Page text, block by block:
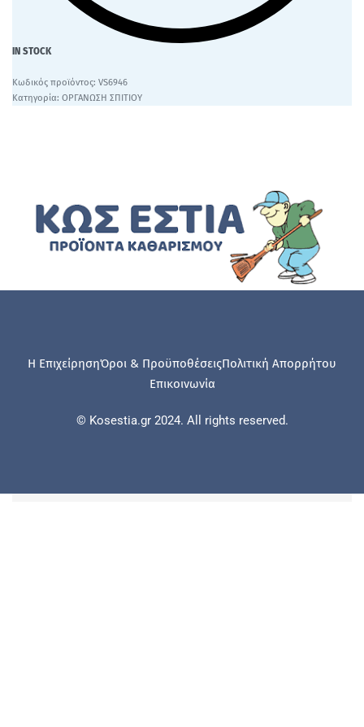
IN STOCK
VS6946
Κατηγορία: ΟΡΓΑΝΩΣΗ ΣΠΙΤΙΟΥ
Η ΕπιχείρησηΌροι & ΠροϋποθέσειςΠολιτική Απορρήτου
Επικοινωνία
© Kosestia.gr 2024. All rights reserved.